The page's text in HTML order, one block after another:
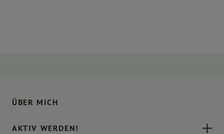
ÜBER MICH
AKTIV WERDEN!